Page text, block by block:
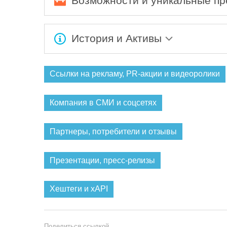
История и Активы
Ссылки на рекламу, PR-акции и видеоролики
Компания в СМИ и соцсетях
Партнеры, потребители и отзывы
Презентации, пресс-релизы
Хештеги и xAPI